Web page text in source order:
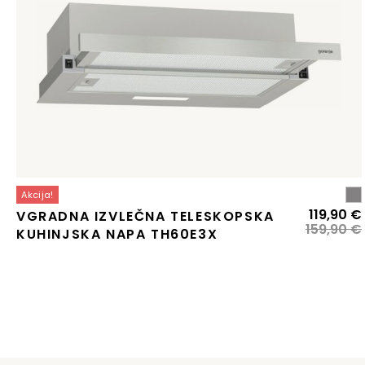
Akcija!
VGRADNA IZVLEČNA TELESKOPSKA
KUHINJSKA NAPA TH60E3X
159,90€
119,90 €